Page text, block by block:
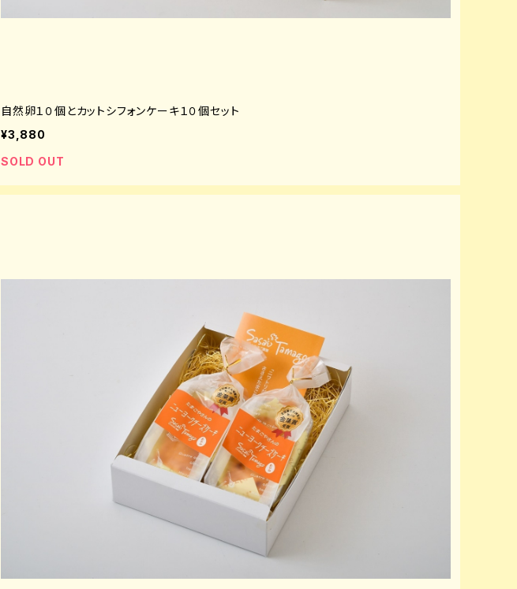
自然卵１０個とカットシフォンケーキ１０個セット
¥3,880
SOLD OUT